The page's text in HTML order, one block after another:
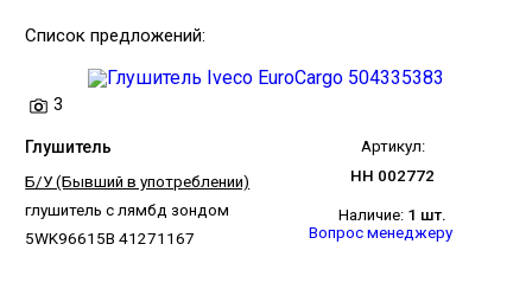
Список предложений:
3
Глушитель
Б/У (Бывший в употреблении)
глушитель с лямбд зондом
5WK96615B 41271167
Артикул:
НН 002772
Наличие: 1 шт.
Вопрос менеджеру